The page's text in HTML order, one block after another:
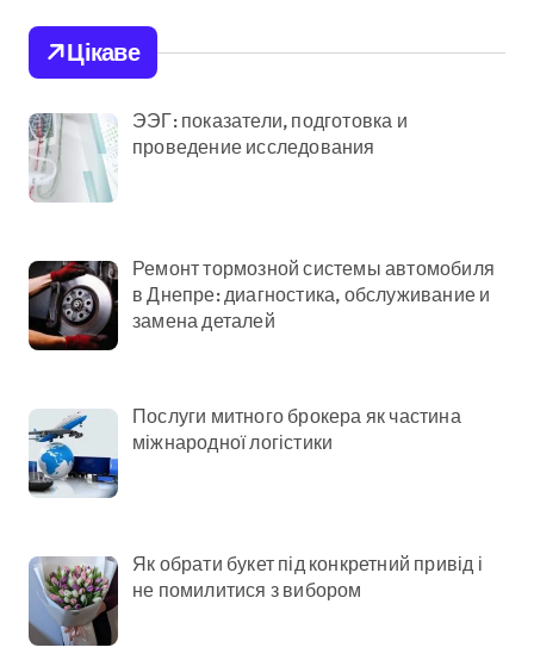
залишились без
електрики
Цікаве
ЭЭГ: показатели, подготовка и
проведение исследования
Ремонт тормозной системы автомобиля
в Днепре: диагностика, обслуживание и
замена деталей
Послуги митного брокера як частина
міжнародної логістики
Як обрати букет під конкретний привід і
не помилитися з вибором